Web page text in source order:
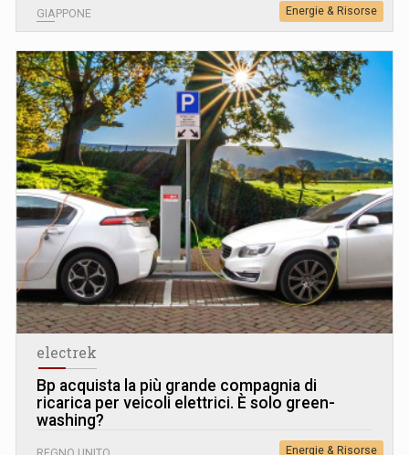
GIAPPONE Energie & Risorse
electrek
Bp acquista la più grande compagnia di
ricarica per veicoli elettrici. È solo green-
washing?
Energie & Risorse